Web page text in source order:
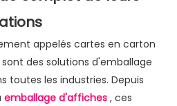
appelés cartes en carton
des solutions d'emballage
toutes les industries. Depuis
emballage d'affiches , ces